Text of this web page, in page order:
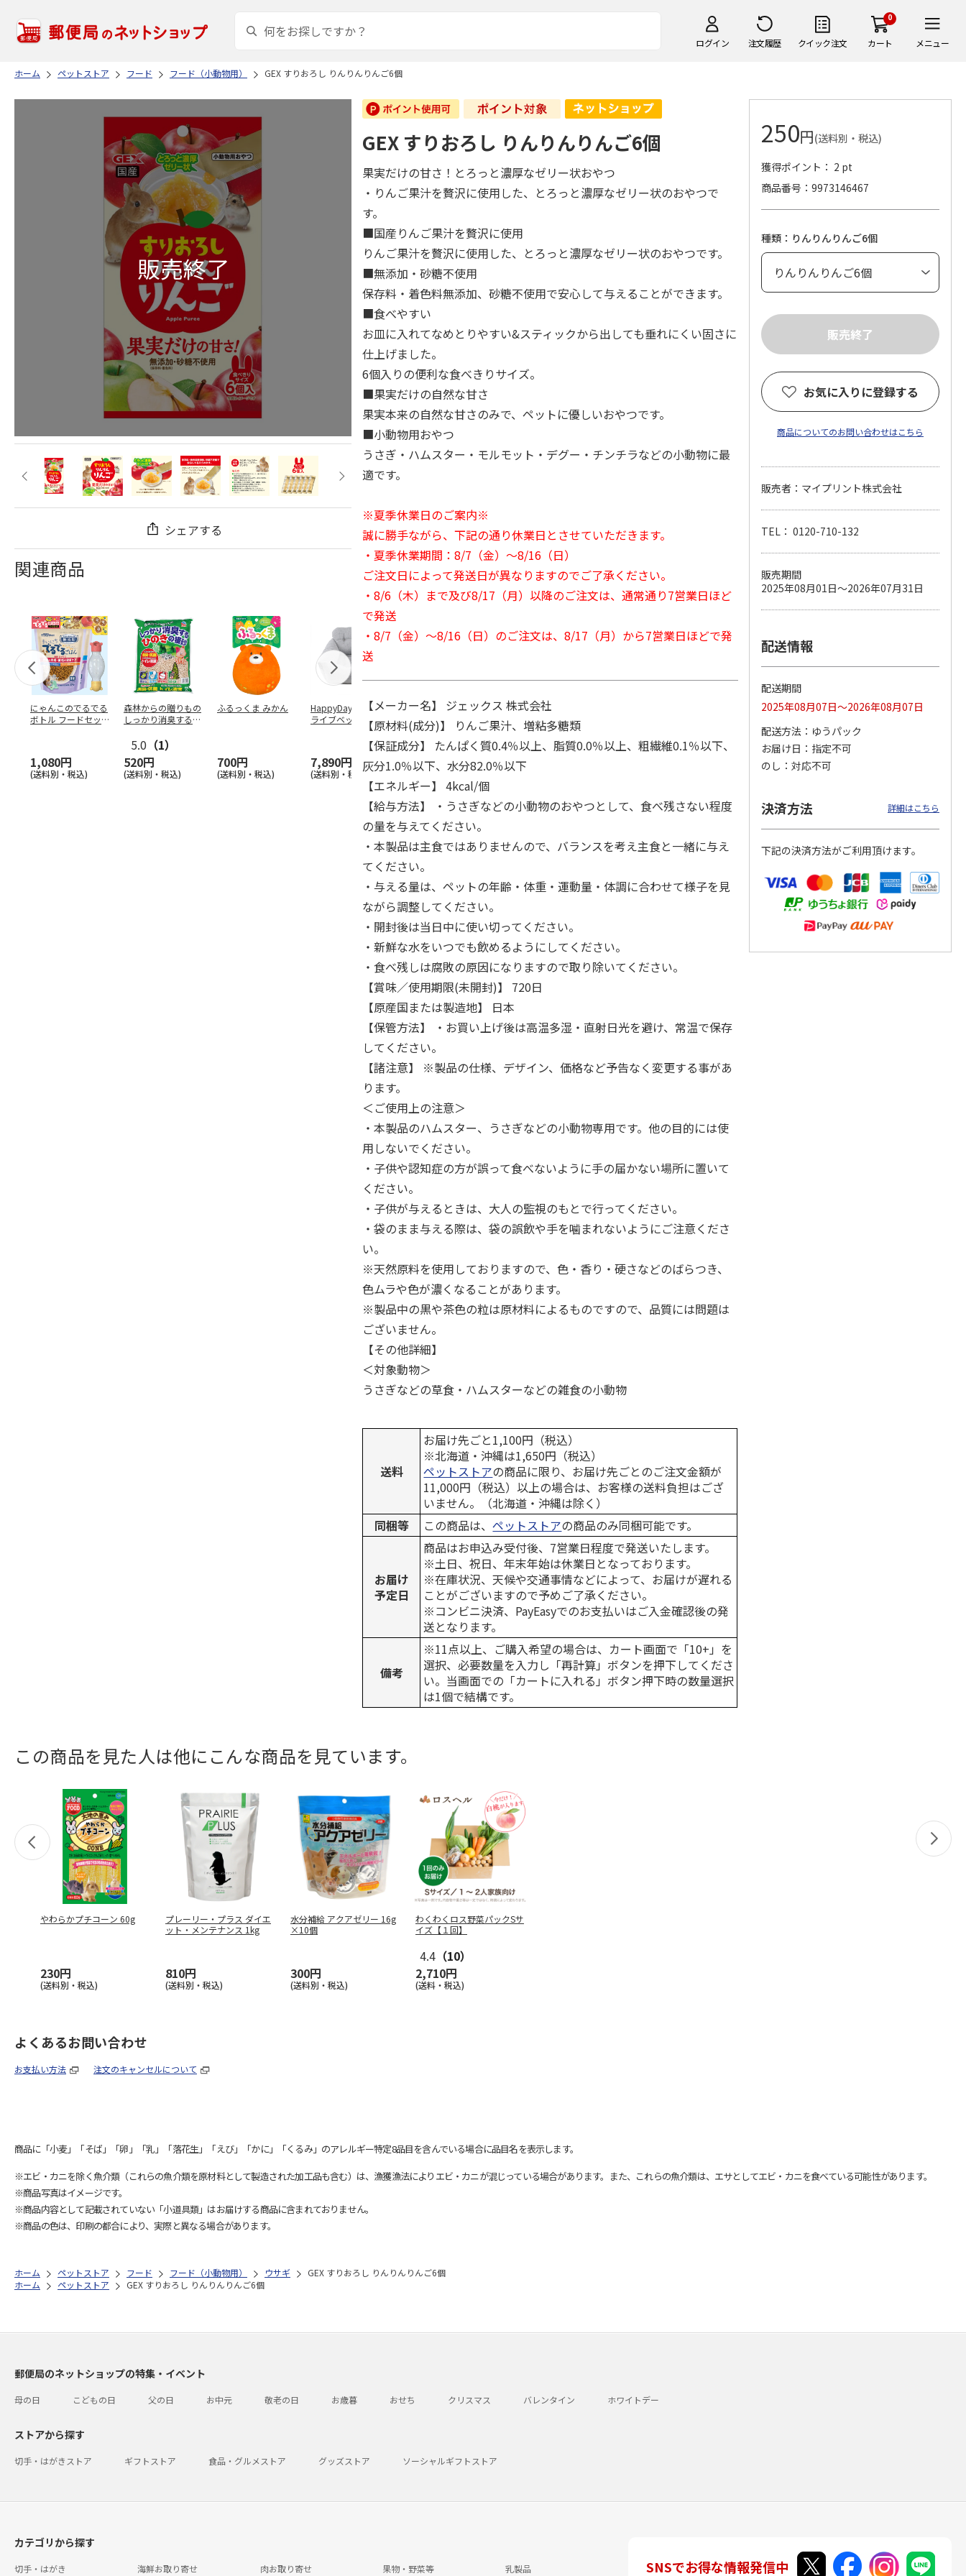
ログイン 注文履歴 クイック注文
0
カート メニュー
ホーム ペットストア フード フード（小動物用） GEX すりおろし りんりんりんご6個
シェアする
関連商品
にゃんこのでるでる
ボトル フードセッ
1,080円
(送料別・税込)
森林からの贈りもの
しっかり消臭するひ
5.0 （1）
520円
(送料別・税込)
ふるっくま みかん
700円
(送料別・税込)
HappyDays 2wayド
ライブベッド グレ
7,890円
(送料別・税込)
獣医師開発 ニオイ
をとる砂専用 猫ト
イレ ナチュラルグ
レー
1,550円
(送料別・税込)
デオトイレ 飛び散
らない消臭・抗菌サ
ンド 4L
1,320円
(送料別・税込)
…
おに …
ペット線香 虹のか
ローラルの香り
590円
(送料別・税込)
CIAO 香り立つクラ
GEX すりおろし りんりんりんご6個
果実だけの甘さ！とろっと濃厚なゼリー状おやつ
・りんご果汁を贅沢に使用した、とろっと濃厚なゼリー状のおやつで
す。
■国産りんご果汁を贅沢に使用
りんご果汁を贅沢に使用した、とろっと濃厚なゼリー状のおやつです。
■無添加・砂糖不使用
保存料・着色料無添加、砂糖不使用で安心して与えることができます。
■食べやすい
お皿に入れてなめとりやすい&スティックから出しても垂れにくい固さに
仕上げました。
6個入りの便利な食べきりサイズ。
■果実だけの自然な甘さ
果実本来の自然な甘さのみで、ペットに優しいおやつです。
■小動物用おやつ
うさぎ・ハムスター・モルモット・デグー・チンチラなどの小動物に最
適です。
※夏季休業日のご案内※
誠に勝手ながら、下記の通り休業日とさせていただきます。
・夏季休業期間：8/7（金）～8/16（日）
ご注文日によって発送日が異なりますのでご了承ください。
・8/6（木）まで及び8/17（月）以降のご注文は、通常通り7営業日ほど
で発送
・8/7（金）～8/16（日）のご注文は、8/17（月）から7営業日ほどで発
送
【メーカー名】 ジェックス 株式会社
【原材料(成分)】 りんご果汁、増粘多糖類
【保証成分】 たんぱく質0.4％以上、脂質0.0％以上、粗繊維0.1％以下、
灰分1.0％以下、水分82.0％以下
【エネルギー】 4kcal/個
【給与方法】 ・うさぎなどの小動物のおやつとして、食べ残さない程度
の量を与えてください。
・本製品は主食ではありませんので、バランスを考え主食と一緒に与え
てください。
・与える量は、ペットの年齢・体重・運動量・体調に合わせて様子を見
ながら調整してください。
・開封後は当日中に使い切ってください。
・新鮮な水をいつでも飲めるようにしてください。
・食べ残しは腐敗の原因になりますので取り除いてください。
【賞味／使用期限(未開封)】 720日
【原産国または製造地】 日本
【保管方法】 ・お買い上げ後は高温多湿・直射日光を避け、常温で保存
してください。
【諸注意】 ※製品の仕様、デザイン、価格など予告なく変更する事があ
ります。
＜ご使用上の注意＞
・本製品のハムスター、うさぎなどの小動物専用です。他の目的には使
用しないでください。
・子供や認知症の方が誤って食べないように手の届かない場所に置いて
ください。
・子供が与えるときは、大人の監視のもとで行ってください。
・袋のまま与える際は、袋の誤飲や手を噛まれないようにご注意くださ
い。
※天然原料を使用しておりますので、色・香り・硬さなどのばらつき、
色ムラや色が濃くなることがあります。
※製品中の黒や茶色の粒は原材料によるものですので、品質には問題は
ございません。
【その他詳細】
＜対象動物＞
うさぎなどの草食・ハムスターなどの雑食の小動物
送料
お届け先ごと1,100円（税込）
※北海道・沖縄は1,650円（税込）
ペットストアの商品に限り、お届け先ごとのご注文金額が
11,000円（税込）以上の場合は、お客様の送料負担はござ
いません。（北海道・沖縄は除く）
同梱等
この商品は、ペットストアの商品のみ同梱可能です。
お届け
予定日
商品はお申込み受付後、7営業日程度で発送いたします。
※土日、祝日、年末年始は休業日となっております。
※在庫状況、天候や交通事情などによって、お届けが遅れる
ことがございますので予めご了承ください。
※コンビニ決済、PayEasyでのお支払いはご入金確認後の発
送となります。
備考
※11点以上、ご購入希望の場合は、カート画面で「10+」を
選択、必要数量を入力し「再計算」ボタンを押下してくださ
い。当画面での「カートに入れる」ボタン押下時の数量選択
は1個で結構です。
250円(送料別・税込)
獲得ポイント： 2 pt
商品番号
9973146467
種類：りんりんりんご6個
お気に入りに登録する
商品についてのお問い合わせはこちら
販売者：マイプリント株式会社
TEL： 0120-710-132
販売期間
2025年08月01日～2026年07月31日
配送情報
配送期間
2025年08月07日～2026年08月07日
配送方法
ゆうパック
お届け日
指定不可
のし
対応不可
決済方法 詳細はこちら
下記の決済方法がご利用頂けます。
この商品を見た人は他にこんな商品を見ています。
やわらかプチコーン 60g
230円
(送料別・税込)
プレーリー・プラス ダイエ
ット・メンテナンス 1kg
810円
(送料別・税込)
水分補給 アクアゼリー 16g
×10個
300円
(送料別・税込)
わくわくロス野菜パックSサ
イズ【１回】
4.4 （10）
2,710円
(送料・税込)
よくあるお問い合わせ
お支払い方法 注文のキャンセルについて
商品に「小麦」「そば」「卵」「乳」「落花生」「えび」「かに」「くるみ」のアレルギー特定8品目を含んでいる場合に品目名を表示します。
※エビ・カニを除く魚介類（これらの魚介類を原材料として製造された加工品も含む）は、漁獲漁法によりエビ・カニが混じっている場合があります。また、これらの魚介類は、エサとしてエビ・カニを食べている可能性があります。
※商品写真はイメージです。
※商品内容として記載されていない「小道具類」はお届けする商品に含まれておりません。
※商品の色は、印刷の都合により、実際と異なる場合があります。
ホーム ペットストア フード フード（小動物用） ウサギ
GEX すりおろし りんりんりんご6個
ホーム
ペットストア GEX すりおろし りんりんりんご6個
郵便局のネットショップの特集・イベント
母の日 こどもの日 父の日 お中元 敬老の日 お歳暮 おせち クリスマス バレンタイン ホワイトデー
ストアから探す
切手・はがきストア ギフトストア 食品・グルメストア グッズストア ソーシャルギフトストア
カテゴリから探す
切手・はがき 海鮮お取り寄せ 肉お取り寄せ 果物・野菜等 乳製品 SNSでお得な情報発信中